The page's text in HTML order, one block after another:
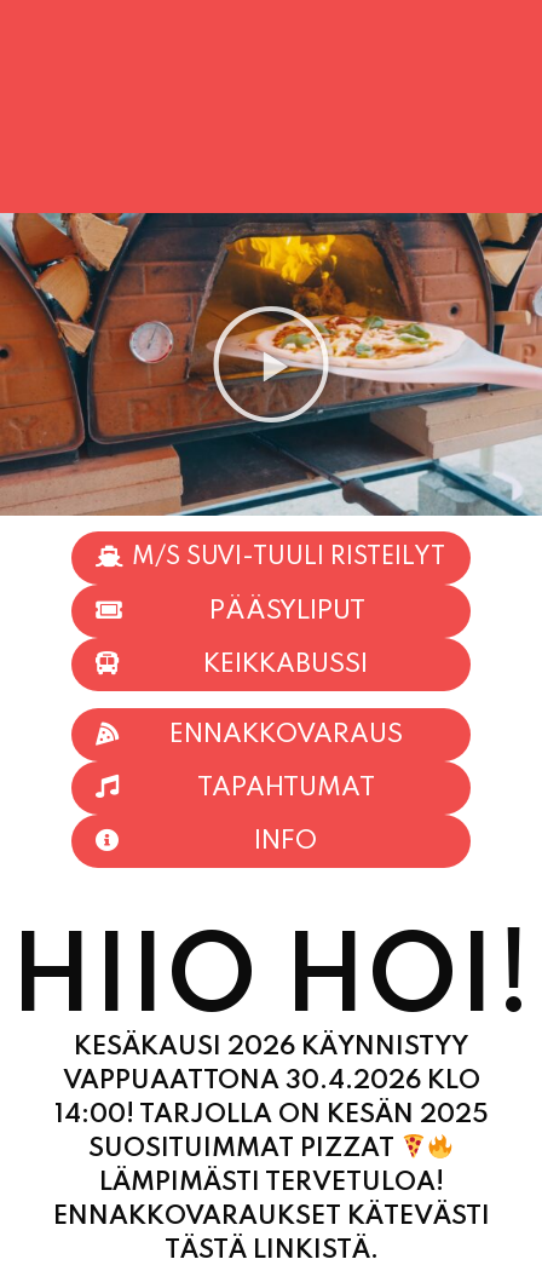
M/S SUVI-TUULI RISTEILYT
PÄÄSYLIPUT
KEIKKABUSSI
ENNAKKOVARAUS
TAPAHTUMAT
INFO
HIIO HOI!
KESÄKAUSI 2026 KÄYNNISTYY
VAPPUAATTONA 30.4.2026 KLO
14:00! TARJOLLA ON KESÄN 2025
SUOSITUIMMAT PIZZAT
LÄMPIMÄSTI TERVETULOA!
ENNAKKOVARAUKSET KÄTEVÄSTI
TÄSTÄ LINKISTÄ.